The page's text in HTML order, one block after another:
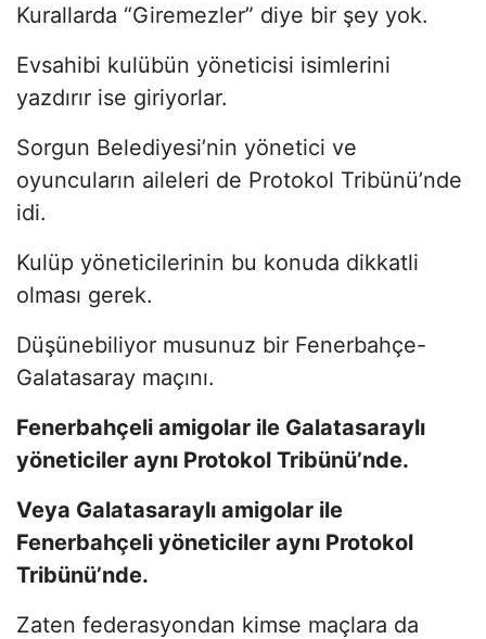
Kurallarda “Giremezler” diye bir şey yok.
Evsahibi kulübün yöneticisi isimlerini
yazdırır ise giriyorlar.
Sorgun Belediyesi’nin yönetici ve
oyuncuların aileleri de Protokol Tribünü’nde
idi.
Kulüp yöneticilerinin bu konuda dikkatli
olması gerek.
Düşünebiliyor musunuz bir Fenerbahçe-
Galatasaray maçını.
Fenerbahçeli amigolar ile Galatasaraylı
yöneticiler aynı Protokol Tribünü’nde.
Veya Galatasaraylı amigolar ile
Fenerbahçeli yöneticiler aynı Protokol
Tribünü’nde.
Zaten federasyondan kimse maçlara da